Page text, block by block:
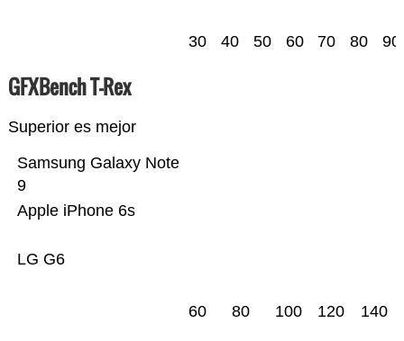
30 40 50 60 70 80 90
GFXBench T-Rex
Superior es mejor
LG G6
Apple iPhone 6s
Samsung Galaxy Note
9
60 80 100 120 140